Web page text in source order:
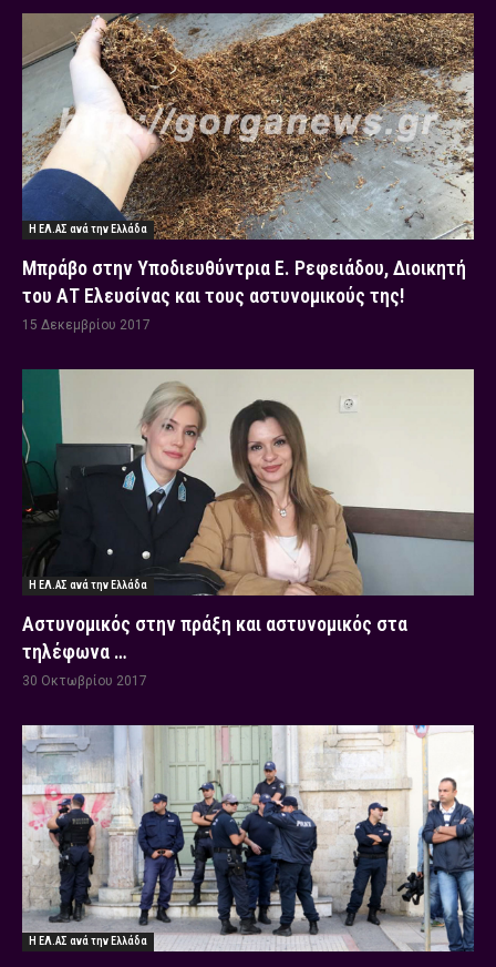
Η ΕΛ.ΑΣ ανά την Ελλάδα
Μπράβο στην Υποδιευθύντρια Ε. Ρεφειάδου, Διοικητή
του ΑΤ Ελευσίνας και τους αστυνομικούς της!
15 Δεκεμβρίου 2017
Η ΕΛ.ΑΣ ανά την Ελλάδα
Αστυνομικός στην πράξη και αστυνομικός στα
τηλέφωνα …
30 Οκτωβρίου 2017
Η ΕΛ.ΑΣ ανά την Ελλάδα